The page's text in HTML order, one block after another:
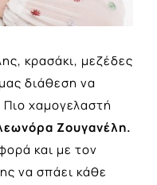
κρασάκι, μεζέδες
διάθεση να
χαμογελαστή
Ζουγανέλη.
και με τον
να σπάει κάθε